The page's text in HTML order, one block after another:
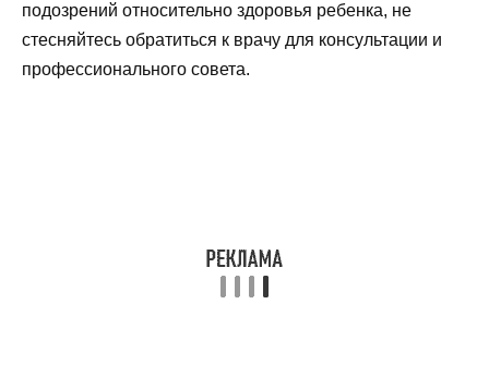
подозрений относительно здоровья ребенка, не
стесняйтесь обратиться к врачу для консультации и
профессионального совета.